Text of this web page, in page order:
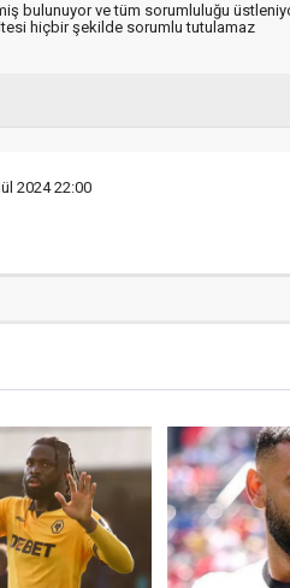
bulunuyor ve tüm sorumluluğu
hiçbir şekilde sorumlu tutulamaz
2024 22:00